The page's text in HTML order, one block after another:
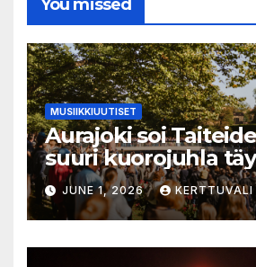
You missed
MUSIIKKIUUTISET
Aurajoki soi
suuri kuorojuhla
jokirannan
JUNE 1, 2026 KERTTUVALI